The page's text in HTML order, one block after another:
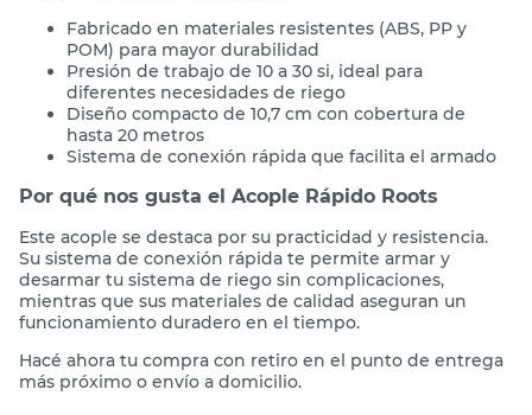
Fabricado en materiales resistentes (ABS, PP y
POM) para mayor durabilidad
Presión de trabajo de 10 a 30 si, ideal para
diferentes necesidades de riego
Diseño compacto de 10,7 cm con cobertura de
hasta 20 metros
Sistema de conexión rápida que facilita el armado
Por qué nos gusta el Acople Rápido Roots
Este acople se destaca por su practicidad y resistencia.
Su sistema de conexión rápida te permite armar y
desarmar tu sistema de riego sin complicaciones,
mientras que sus materiales de calidad aseguran un
funcionamiento duradero en el tiempo.
Hacé ahora tu compra con retiro en el punto de entrega
más próximo o envío a domicilio.